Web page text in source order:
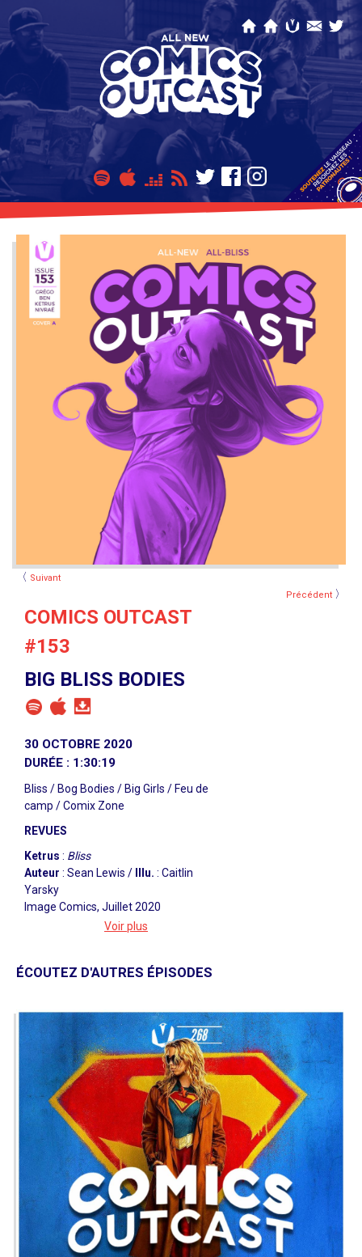
〈 Suivant
Précédent 〉
COMICS OUTCAST
#153
BIG BLISS BODIES
30 OCTOBRE 2020
DURÉE : 1:30:19
Bliss / Bog Bodies / Big Girls / Feu de
camp / Comix Zone
REVUES
Ketrus : Bliss
Auteur : Sean Lewis / Illu. : Caitlin
Yarsky
Image Comics, Juillet 2020
Auteur: Declan Shalvey /Illu.: Gavin
LIEN VO
Nivrae
:
Big Girls
: Jason Howard /Illu.: Jason
Howard
Image Comics, Aout 2020
LIEN VO
DOSSIER:Feu de camp
HORS-LES-BULLES : Comix Zone
Sur Apple Store
Sur Google Play
Envie de nous soutenir ? Vous pouvez,
si vous le souhaitez, grâce auPatreon
Voir plus
ÉCOUTEZ D'AUTRES ÉPISODES